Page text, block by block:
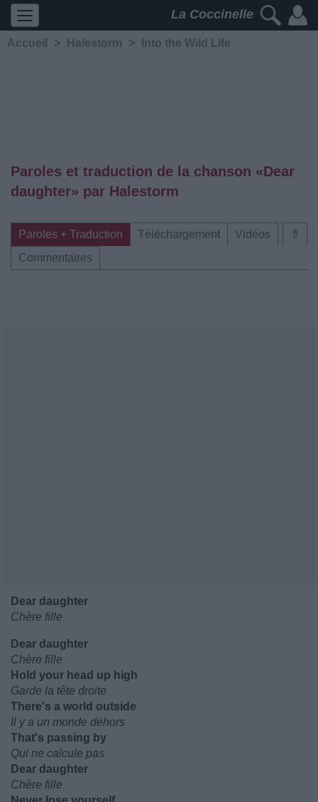
La Coccinelle
Accueil > Halestorm > Into the Wild Life
Paroles et traduction de la chanson «Dear
daughter» par Halestorm
⇑
Paroles + Traduction Téléchargement
Vidéos
Commentaires
Dear daughter
Chère fille
Dear daughter
Chère fille
Hold your head up high
Garde la tête droite
There's a world outside
Il y a un monde dehors
That's passing by
Qui ne calcule pas
Dear daughter
Chère fille